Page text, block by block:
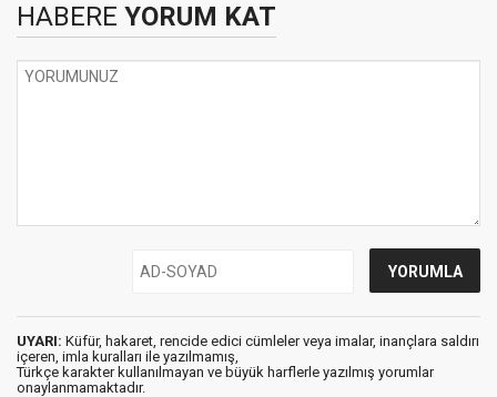
HABERE YORUM KAT
UYARI: Küfür, hakaret, rencide edici cümleler veya imalar, inançlara saldırı
içeren, imla kuralları ile yazılmamış,
Türkçe karakter kullanılmayan ve büyük harflerle yazılmış yorumlar
onaylanmamaktadır.